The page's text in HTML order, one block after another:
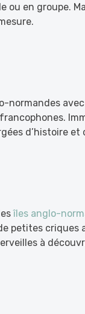
en groupe.
normandes
d’histoire et
îles anglo-
petites
à